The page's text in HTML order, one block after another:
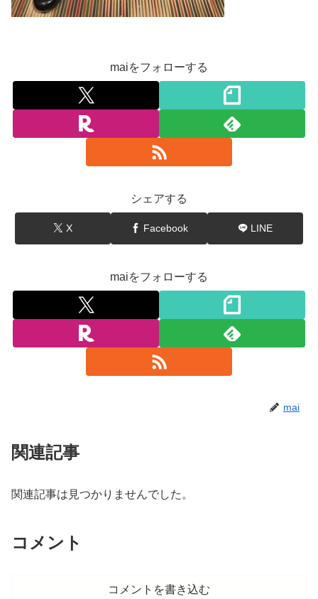
maiをフォローする
シェアする
X Facebook LINE
maiをフォローする
mai
関連記事
関連記事は見つかりませんでした。
コメント
コメントを書き込む